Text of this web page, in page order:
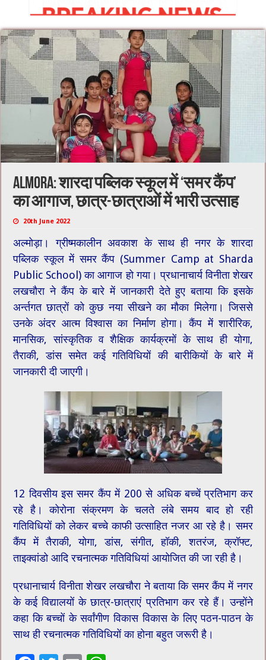
Almora: शारदा पब्लिक स्कूल में ‘समर कैंप’
का आगाज, छात्र-छात्राओं में भारी उत्साह
20th June 2022
अल्मोड़ा। ग्रीष्मकालीन अवकाश के साथ ही नगर के शारदा
पब्लिक स्कूल में समर कैंप (Summer Camp at Sharda
Public School) का आगाज हो गया। प्रधानाचार्य विनीता शेखर
लखचौरा ने कैंप के बारे में जानकारी देते हुए बताया कि इसके
अ‌र्न्तगत छात्रों को कुछ नया सीखने का मौका मिलेगा। जिससे
उनके अंदर आत्म विश्वास का निर्माण होगा। कैंप में शारीरिक,
मानसिक, सांस्कृतिक व शैक्षिक कार्यक्रमों के साथ ही योगा,
तैराकी, डांस समेत कई गतिविधियों की बारीकियों के बारे में
जानकारी दी जाएगी।
12 दिवसीय इस समर कैंप में 200 से अधिक बच्चें प्रतिभाग कर
रहे है। कोरोना संक्रमण के चलते लंबे समय बाद हो रही
गतिविधियों को लेकर बच्चे काफी उत्साहित नजर आ रहे है। समर
कैंप में तैराकी, योगा, डांस, संगीत, हॉकी, शतरंज, क्रॉफ्ट,
ताइक्वांडो आदि रचनात्मक गतिविधियां आयोजित की जा रही है।
प्रधानाचार्य विनीता शेखर लखचौरा ने बताया कि समर कैंप में नगर
के कई विद्यालयों के छात्र-छात्राएं प्रतिभाग कर रहे हैं। उन्होंने
कहा कि बच्चों के सर्वांगीण विकास विकास के लिए पठन-पाठन के
साथ ही रचनात्मक गतिविधियों का होना बहुत जरूरी है।